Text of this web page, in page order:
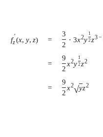
f ′
z(x, y, z) =
3
2
⋅ 3x2y
1
2 z3−
=
9
2
x2y
1
2 z2
=
9
2
x2√yz2